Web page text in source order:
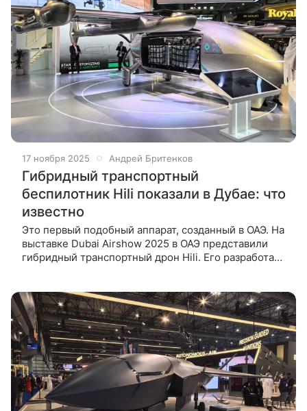
17 ноября 2025 Андрей Бритенков
Гибридный транспортный
беспилотник Hili показали в Дубае: что
известно
Это первый подобный аппарат, созданный в ОАЭ. На
выставке Dubai Airshow 2025 в ОАЭ представили
гибридный транспортный дрон Hili. Его разработала